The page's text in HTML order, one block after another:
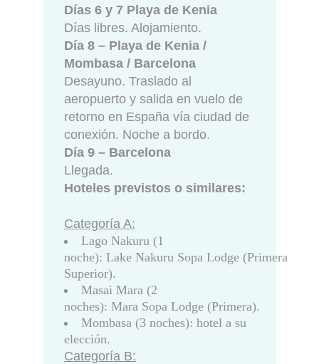
Días 6 y 7 Playa de Kenia
Días libres. Alojamiento.
Día 8 – Playa de Kenia /
Mombasa / Barcelona
Desayuno. Traslado al
aeropuerto y salida en vuelo de
retorno en España vía ciudad de
conexión. Noche a bordo.
Día 9 – Barcelona
Llegada.
Hoteles previstos o similares:
Categoría A:
Lago Nakuru (1
noche): Lake Nakuru Sopa Lodge (Primera
Superior).
Masai Mara (2
noches): Mara Sopa Lodge (Primera).
Mombasa (3 noches): hotel a su
elección.
Categoría B: